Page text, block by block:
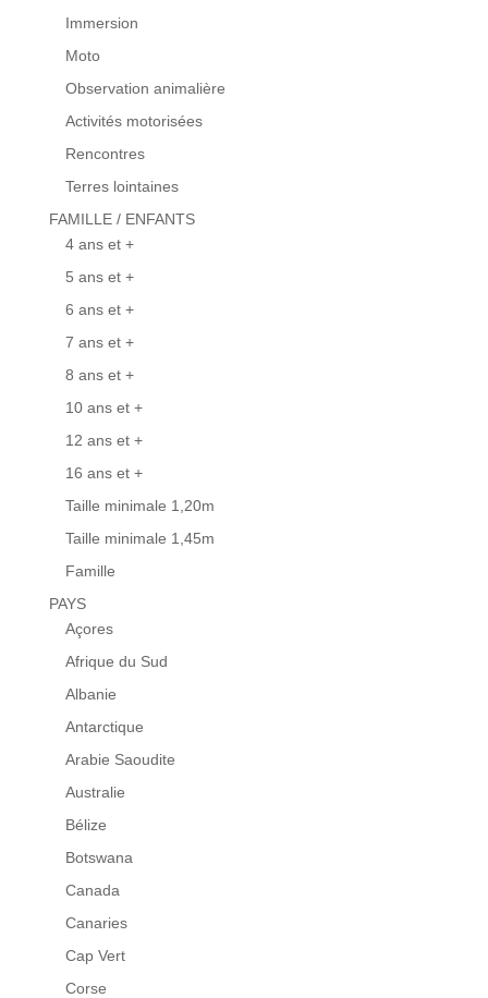
Immersion
Moto
Observation animalière
Activités motorisées
Rencontres
Terres lointaines
FAMILLE / ENFANTS
4 ans et +
5 ans et +
6 ans et +
7 ans et +
8 ans et +
10 ans et +
12 ans et +
16 ans et +
Taille minimale 1,20m
Taille minimale 1,45m
Famille
PAYS
Açores
Afrique du Sud
Albanie
Antarctique
Arabie Saoudite
Australie
Bélize
Botswana
Canada
Canaries
Cap Vert
Corse